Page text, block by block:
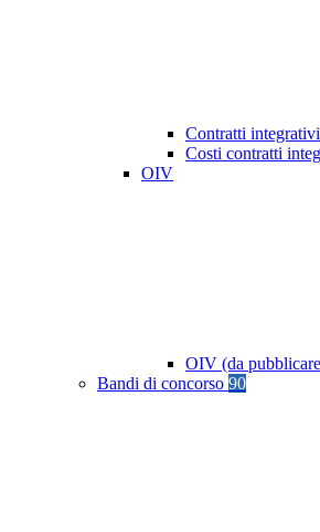
Contratti integrativi
Costi contratti
OIV
OIV (da
Bandi di concorso 90